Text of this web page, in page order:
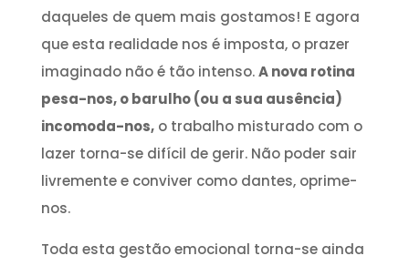
daqueles de quem mais gostamos! E agora
que esta realidade nos é imposta, o prazer
imaginado não é tão intenso.A nova rotina
pesa-nos, o barulho (ou a sua ausência)
incomoda-nos,o trabalho misturado com o
lazer torna-se difícil de gerir. Não poder sair
livremente e conviver como dantes, oprime-
nos.
Toda esta gestão emocional torna-se ainda